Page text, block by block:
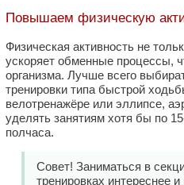
Повышаем физическую
Физическая активность не
ускоряет обменные процессы,
организма. Лучше всего
тренировки типа быстрой
велотренажёре или эллипсе,
уделять занятиям хотя бы по
полчаса.
Совет! Заниматься в
тренировках интереснее